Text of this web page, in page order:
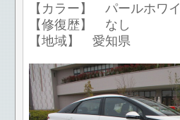
【カラー】 パールホワ
【修復歴】 なし
【地域】 愛知県